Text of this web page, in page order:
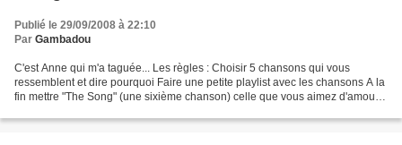
Publié le 29/09/2008 à 22:10
Par Gambadou
C'est Anne qui m'a taguée... Les règles : Choisir 5 chansons qui vous
ressemblent et dire pourquoi Faire une petite playlist avec les chansons A la
fin mettre "The Song" (une sixième chanson) celle que vous aimez d'amour,